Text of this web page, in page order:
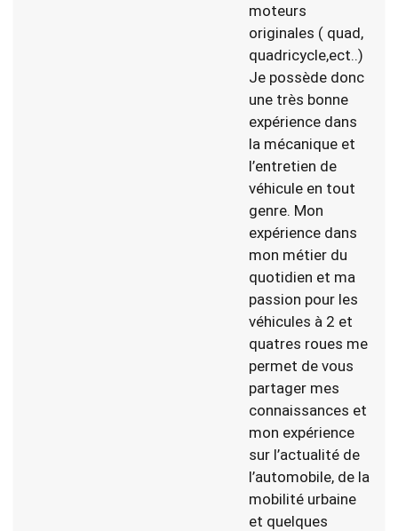
moteurs
originales ( quad,
quadricycle,ect..)
Je possède donc
une très bonne
expérience dans
la mécanique et
l’entretien de
véhicule en tout
genre. Mon
expérience dans
mon métier du
quotidien et ma
passion pour les
véhicules à 2 et
quatres roues me
permet de vous
partager mes
connaissances et
mon expérience
sur l’actualité de
l’automobile, de la
mobilité urbaine
et quelques